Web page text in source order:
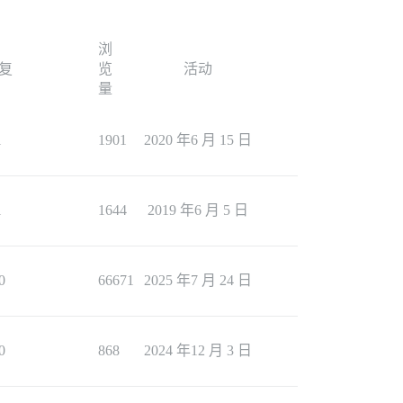
浏
览
量
活动
1901 2020 年6 月 15 日
1644 2019 年6 月 5 日
66671 2025 年7 月 24 日
868 2024 年12 月 3 日